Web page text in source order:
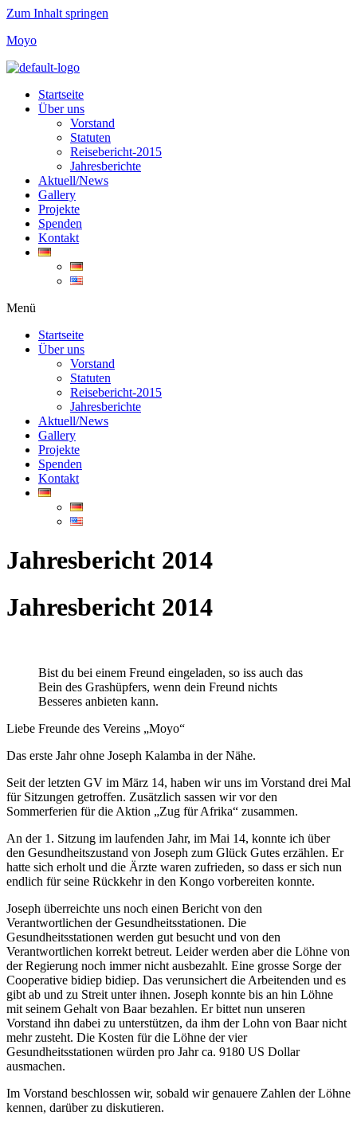
Zum Inhalt springen
Moyo
Startseite
Über uns
Vorstand
Statuten
Reisebericht-2015
Jahresberichte
Aktuell/News
Gallery
Projekte
Spenden
Kontakt
Menü
Startseite
Über uns
Vorstand
Statuten
Reisebericht-2015
Jahresberichte
Aktuell/News
Gallery
Projekte
Spenden
Kontakt
Jahresbericht 2014
Jahresbericht 2014
Bist du bei einem Freund eingeladen, so iss auch das
Bein des Grashüpfers, wenn dein Freund nichts
Besseres anbieten kann.
Liebe Freunde des Vereins „Moyo“
Das erste Jahr ohne Joseph Kalamba in der Nähe.
Seit der letzten GV im März 14, haben wir uns im Vorstand drei Mal
für Sitzungen getroffen. Zusätzlich sassen wir vor den
Sommerferien für die Aktion „Zug für Afrika“ zusammen.
An der 1. Sitzung im laufenden Jahr, im Mai 14, konnte ich über
den Gesundheitszustand von Joseph zum Glück Gutes erzählen. Er
hatte sich erholt und die Ärzte waren zufrieden, so dass er sich nun
endlich für seine Rückkehr in den Kongo vorbereiten konnte.
Joseph überreichte uns noch einen Bericht von den
Verantwortlichen der Gesundheitsstationen. Die
Gesundheitsstationen werden gut besucht und von den
Verantwortlichen korrekt betreut. Leider werden aber die Löhne von
der Regierung noch immer nicht ausbezahlt. Eine grosse Sorge der
Cooperative bidiep bidiep. Das verunsichert die Arbeitenden und es
gibt ab und zu Streit unter ihnen. Joseph konnte bis an hin Löhne
mit seinem Gehalt von Baar bezahlen. Er bittet nun unseren
Vorstand ihn dabei zu unterstützen, da ihm der Lohn von Baar nicht
mehr zusteht. Die Kosten für die Löhne der vier
Gesundheitsstationen würden pro Jahr ca. 9180 US Dollar
ausmachen.
Im Vorstand beschlossen wir, sobald wir genauere Zahlen der Löhne
kennen, darüber zu diskutieren.